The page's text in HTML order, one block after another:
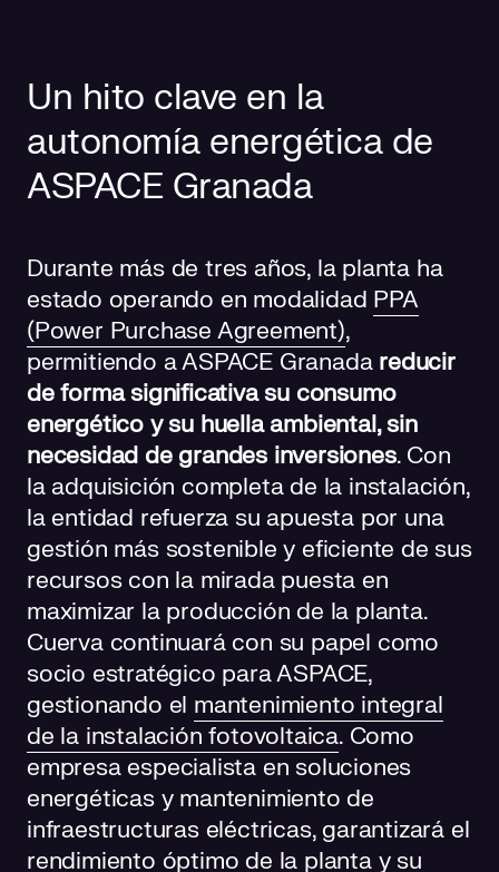
Un hito clave en la
autonomía energética de
ASPACE Granada
Durante más de tres años, la planta ha
estado operando en modalidad PPA
(Power Purchase Agreement),
permitiendo a ASPACE Granada reducir
de forma significativa su consumo
energético y su huella ambiental, sin
necesidad de grandes inversiones. Con
la adquisición completa de la instalación,
la entidad refuerza su apuesta por una
gestión más sostenible y eficiente de sus
recursos con la mirada puesta en
maximizar la producción de la planta.
Cuerva continuará con su papel como
socio estratégico para ASPACE,
gestionando el mantenimiento integral
de la instalación fotovoltaica. Como
empresa especialista en soluciones
energéticas y mantenimiento de
infraestructuras eléctricas, garantizará el
rendimiento óptimo de la planta y su